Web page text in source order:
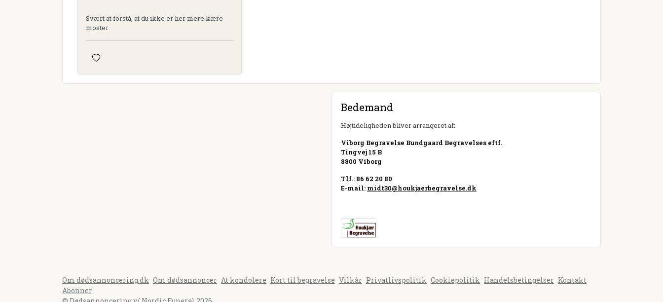
Svært at forstå, at du ikke er her mere kære
moster
Bedemand
Højtideligheden bliver arrangeret af:
Viborg Begravelse Bundgaard Begravelses eftf.
Tingvej 15 B
8800 Viborg
Tlf.: 86 62 20 80
E-mail: midt30@houkjaerbegravelse.dk
Om dødsannoncering.dk Om dødsannoncer At kondolere Kort til begravelse Vilkår Privatlivspolitik Cookiepolitik Handelsbetingelser Kontakt
Abonner